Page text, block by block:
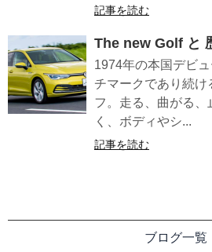
記事を読む
The new Golf と
1974年の本国デビ
チマークであり続
フ。走る、曲がる
く、ボディやシ...
記事を読む
ブログ一覧